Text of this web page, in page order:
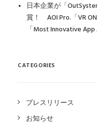
日本企業が「
賞！ AOI Pro.「VR
「Most Innovative
CATEGORIES
プレスリリース
お知らせ